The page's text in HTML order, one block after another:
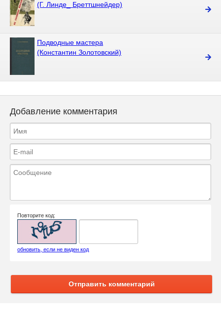
(Г. Линде_ Бреттшнейдер)
Подводные мастера
(Константин Золотовский)
Добавление комментария
Повторите код:
обновить, если не виден код
Отправить комментарий